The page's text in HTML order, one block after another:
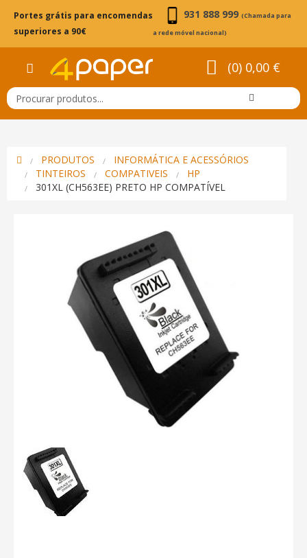
Portes grátis para encomendas
superiores a 90€
931 888 999 (Chamada para
a rede móvel nacional)
(0) 0,00 €
PRODUTOS
INFORMÁTICA E ACESSÓRIOS
TINTEIROS
COMPATIVEIS
HP
301XL (CH563EE) PRETO HP COMPATÍVEL